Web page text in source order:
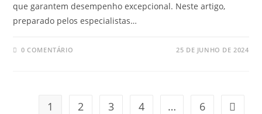
que garantem desempenho excepcional. Neste artigo,
preparado pelos especialistas…
0 COMENTÁRIO 25 DE JUNHO DE 2024
1 2 3 4 … 6